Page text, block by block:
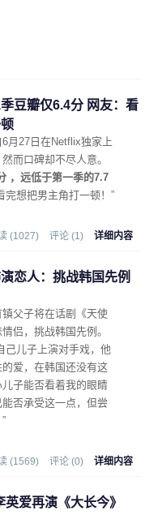
豆瓣仅6.4分 网友：看
6月27日在Netflix独家上
而口碑却不尽人意。
，远低于第一季的7.7
完想把男主角打一顿！”
(1027) 评论 (1) 详细内容
恋人：挑战韩国先例
父子将在话剧《天使
侣，挑战韩国先例。
己儿子上演对手戏，他
爱，在韩国还没有这
子能否看着我的眼睛
否承受这一点，但尝
(1569) 评论 (0) 详细内容
爱再演《大长今》